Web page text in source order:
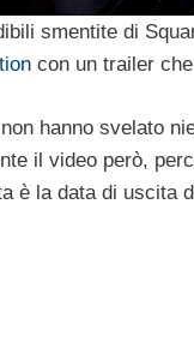
smentite di
con un trailer
hanno svelato
il video però,
è la data di uscita